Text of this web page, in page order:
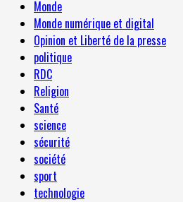
Monde
Monde numérique et digital
Opinion et Liberté de la presse
politique
RDC
Religion
Santé
science
sécurité
société
sport
technologie